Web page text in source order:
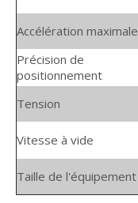
Accélération maximale
Précision de
positionnement
Tension
Vitesse à vide
Taille de l'équipement